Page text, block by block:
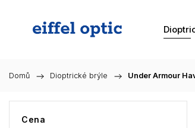
Domů / Dioptrické brýle / Under Armour
Cena